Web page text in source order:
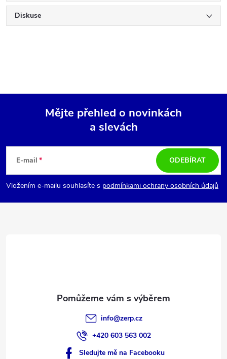
Diskuse
p
a
Mějte přehled o novinkách
a slevách
E-mail
Vložením e-mailu souhlasíte s podmínkami ochrany osobních údajů
ODEBÍRAT
info@zerp.cz
+420 603 563 002
Sledujte mě na Facebooku